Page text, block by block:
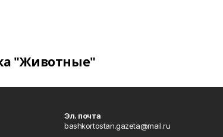
"Животные"
Эл. почта
bashkortostan.gazeta@mail.ru